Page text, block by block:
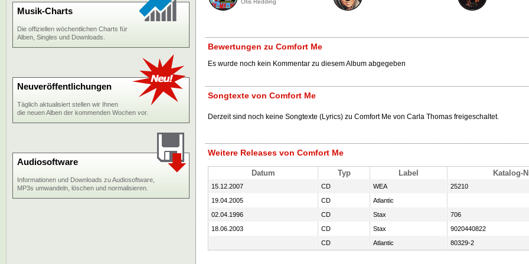
Otis Redding
Bewertungen zu Comfort Me
Es wurde noch kein Kommentar zu diesem Album abgegeben
Songtexte von Comfort Me
Derzeit sind noch keine Songtexte (Lyrics) zu Comfort Me von Carla Thomas freigeschaltet.
Weitere Releases von Comfort Me
Datum Typ Label Katalog-
15.12.2007 CD WEA
25210
19.04.2005
CD
Atlantic
02.04.1996
CD Stax
706
18.06.2003
CD Stax
9020440822
CD
Atlantic 80329-2
Musik-Charts
Die offiziellen wöchentlichen Charts für
Alben, Singles und Downloads.
Neuveröffentlichungen
Täglich aktualisiert stellen wir Ihnen
die neuen Alben der kommenden Wochen vor.
Audiosoftware
Informationen und Downloads zu Audiosoftware,
MP3s umwandeln, löschen und normalisieren.